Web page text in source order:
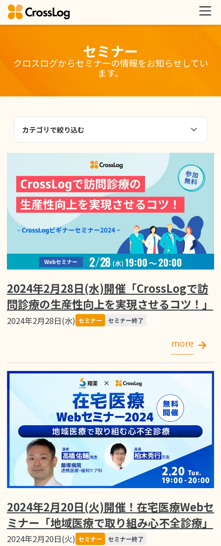
セミナー
クロスログからセミナーの情報をお知らせしてい
ます。
カテゴリで絞り込む
2024年2月28日(水)開催「CrossLogで訪
問診療の生産性向上を実現させるコツ！」
2024年2月28日(水) セミナー セミナー終了
more
2024年2月20日(火)開催！在宅医療Webセ
ミナー「地域医療で取り組み心不全診療」
2024年2月20日(火) セミナー セミナー終了